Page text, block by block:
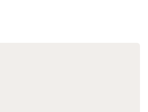
at the holiday home free of charge.